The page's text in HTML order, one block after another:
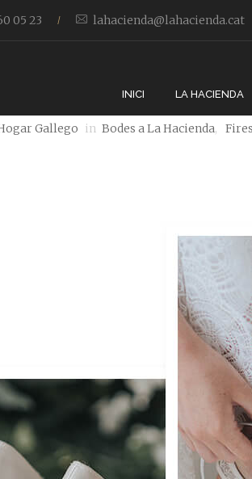
05 23 / lahacienda@lahacienda.cat
INICI LA HACIENDA
a la
Gallego in Bodes a La Hacienda,